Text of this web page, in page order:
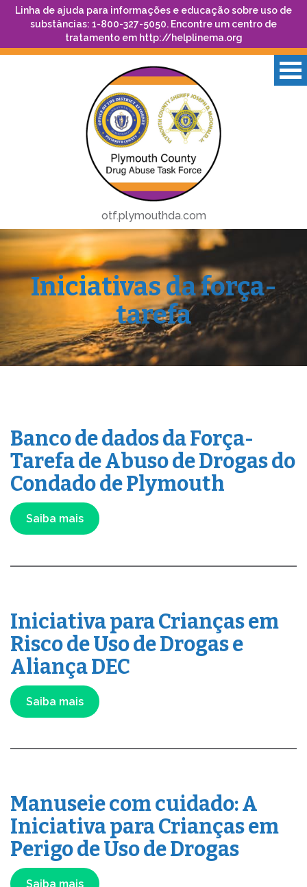
Linha de ajuda para informações e educação sobre uso de
substâncias: 1-800-327-5050. Encontre um centro de
tratamento em http://helplinema.org
otf.plymouthda.com
Iniciativas da força-
tarefa
Banco de dados da Força-
Tarefa de Abuso de Drogas do
Condado de Plymouth
Saiba mais
Iniciativa para Crianças em
Risco de Uso de Drogas e
Aliança DEC
Saiba mais
Manuseie com cuidado: A
Iniciativa para Crianças em
Perigo de Uso de Drogas
Saiba mais